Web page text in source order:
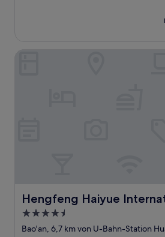
Bewertungen)
Hengfeng Haiyue
Hengfeng Haiyue International
4.5-
Sterne-
Bao'an, 6,7 km von U-Bahn-Station